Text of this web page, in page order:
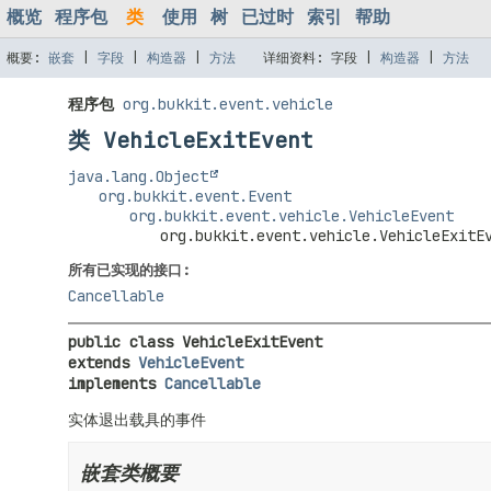
概览 程序包 类 使用 树 已过时 索引 帮助
概要: 嵌套 字段 构造器 方法 详细资料: 字段 | 构造器 方法
程序包 org.bukkit.event.vehicle
类 VehicleExitEvent
java.lang.Object
org.bukkit.event.Event
org.bukkit.event.vehicle.VehicleEvent
所有已实现的接口:
Cancellable
public class VehicleExitEvent
extends VehicleEvent
implements Cancellable
实体退出载具的事件
嵌套类概要